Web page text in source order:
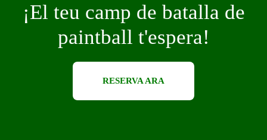
¡El teu camp de batalla de
paintball t'espera!
RESERVA ARA